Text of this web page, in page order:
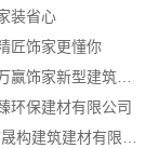
装省心
匠饰家更懂你
局部改造居室装修工期提速，海南万赢饰家新型建筑材料有限公高效交付
环保建材有限公司